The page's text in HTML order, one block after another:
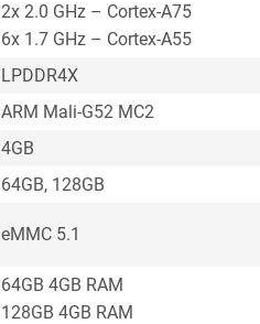
2x 2.0 GHz – Cortex-A75
6x 1.7 GHz – Cortex-A55
LPDDR4X
ARM Mali-G52 MC2
4GB
64GB, 128GB
eMMC 5.1
64GB 4GB RAM
128GB 4GB RAM